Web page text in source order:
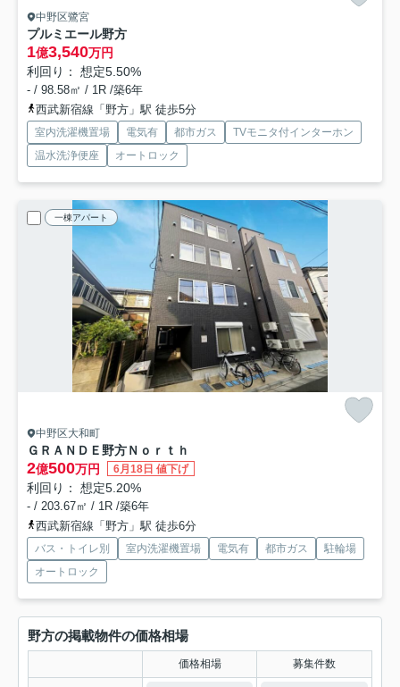
中野区鷺宮
プルミエール野方
1億3,540万円
利回り： 想定5.50%
- / 98.58㎡ / 1R /築6年
西武新宿線「野方」駅 徒歩5分
室内洗濯機置場 電気有 都市ガス
TVモニタ付インターホン
温水洗浄便座
オートロック
一棟アパート
中野区大和町
ＧＲＡＮＤＥ野方Ｎｏｒｔｈ
2億500万円 6月18日 値下げ
利回り： 想定5.20%
- / 203.67㎡ / 1R /築6年
西武新宿線「野方」駅 徒歩6分
バス・トイレ別 室内洗濯機置場 電気有 都市ガス
駐輪場
オートロック
野方の掲載物件の価格相場
価格相場 募集件数